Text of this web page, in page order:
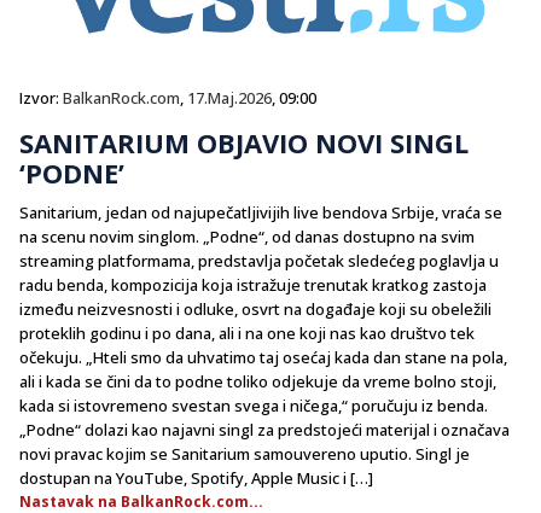
Izvor: BalkanRock.com, 17.Maj.2026, 09:00
SANITARIUM OBJAVIO NOVI SINGL
‘PODNE’
Sanitarium, jedan od najupečatljivijih live bendova Srbije, vraća se
na scenu novim singlom. „Podne“, od danas dostupno na svim
streaming platformama, predstavlja početak sledećeg poglavlja u
radu benda, kompozicija koja istražuje trenutak kratkog zastoja
između neizvesnosti i odluke, osvrt na događaje koji su obeležili
proteklih godinu i po dana, ali i na one koji nas kao društvo tek
očekuju. „Hteli smo da uhvatimo taj osećaj kada dan stane na pola,
ali i kada se čini da to podne toliko odjekuje da vreme bolno stoji,
kada si istovremeno svestan svega i ničega,“ poručuju iz benda.
„Podne“ dolazi kao najavni singl za predstojeći materijal i označava
novi pravac kojim se Sanitarium samouvereno uputio. Singl je
dostupan na YouTube, Spotify, Apple Music i […]
Nastavak na BalkanRock.com...